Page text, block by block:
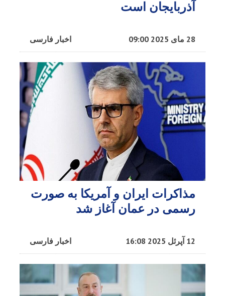
آذربایجان‌ است
اخبار فارسی 28 مای 2025 09:00
مذاکرات ایران و آمریکا به صورت
رسمی در عمان آغاز شد
اخبار فارسی 12 آپرئل 2025 16:08